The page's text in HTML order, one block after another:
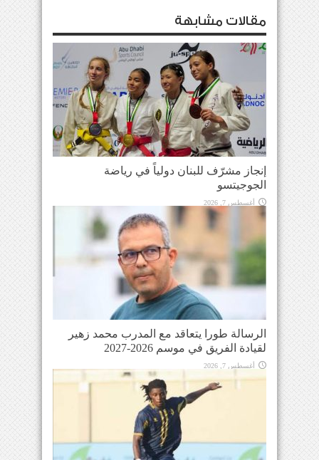
مقالات مشابهة
إنجاز مشرّف للبنان دولياً في رياضة
الجوجيتسو
أغسطس 7, 2026
الرسالة طورا يتعاقد مع المدرب محمد زهير
لقيادة الفريق في موسم 2026-2027
أغسطس 7, 2026